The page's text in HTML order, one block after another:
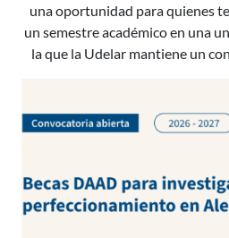
una oportunidad para quienes
un semestre académico en una
la que la Udelar mantiene un